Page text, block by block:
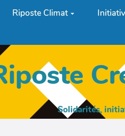
Riposte Climat
Solidarités,